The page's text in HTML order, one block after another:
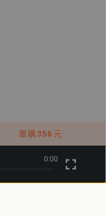
單購356 元
曲》，但從來沒想
信詢問我是否願意
會員條款
0:00